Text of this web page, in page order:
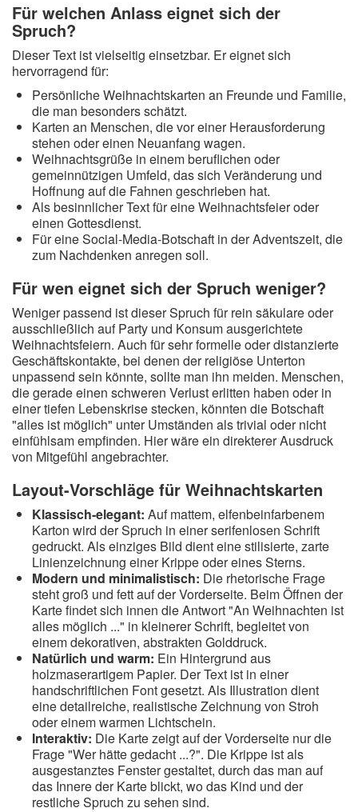
Für welchen Anlass eignet sich der
Spruch?
Dieser Text ist vielseitig einsetzbar. Er eignet sich
hervorragend für:
Persönliche Weihnachtskarten an Freunde und Familie,
die man besonders schätzt.
Karten an Menschen, die vor einer Herausforderung
stehen oder einen Neuanfang wagen.
Weihnachtsgrüße in einem beruflichen oder
gemeinnützigen Umfeld, das sich Veränderung und
Hoffnung auf die Fahnen geschrieben hat.
Als besinnlicher Text für eine Weihnachtsfeier oder
einen Gottesdienst.
Für eine Social-Media-Botschaft in der Adventszeit, die
zum Nachdenken anregen soll.
Für wen eignet sich der Spruch weniger?
Weniger passend ist dieser Spruch für rein säkulare oder
ausschließlich auf Party und Konsum ausgerichtete
Weihnachtsfeiern. Auch für sehr formelle oder distanzierte
Geschäftskontakte, bei denen der religiöse Unterton
unpassend sein könnte, sollte man ihn meiden. Menschen,
die gerade einen schweren Verlust erlitten haben oder in
einer tiefen Lebenskrise stecken, könnten die Botschaft
"alles ist möglich" unter Umständen als trivial oder nicht
einfühlsam empfinden. Hier wäre ein direkterer Ausdruck
von Mitgefühl angebrachter.
Layout-Vorschläge für Weihnachtskarten
Klassisch-elegant: Auf mattem, elfenbeinfarbenem
Karton wird der Spruch in einer serifenlosen Schrift
gedruckt. Als einziges Bild dient eine stilisierte, zarte
Linienzeichnung einer Krippe oder eines Sterns.
Modern und minimalistisch: Die rhetorische Frage
steht groß und fett auf der Vorderseite. Beim Öffnen der
Karte findet sich innen die Antwort "An Weihnachten ist
alles möglich ..." in kleinerer Schrift, begleitet von
einem dekorativen, abstrakten Golddruck.
Natürlich und warm: Ein Hintergrund aus
holzmaserartigem Papier. Der Text ist in einer
handschriftlichen Font gesetzt. Als Illustration dient
eine detailreiche, realistische Zeichnung von Stroh
oder einem warmen Lichtschein.
Interaktiv: Die Karte zeigt auf der Vorderseite nur die
Frage "Wer hätte gedacht ...?". Die Krippe ist als
ausgestanztes Fenster gestaltet, durch das man auf
das Innere der Karte blickt, wo das Kind und der
restliche Spruch zu sehen sind.